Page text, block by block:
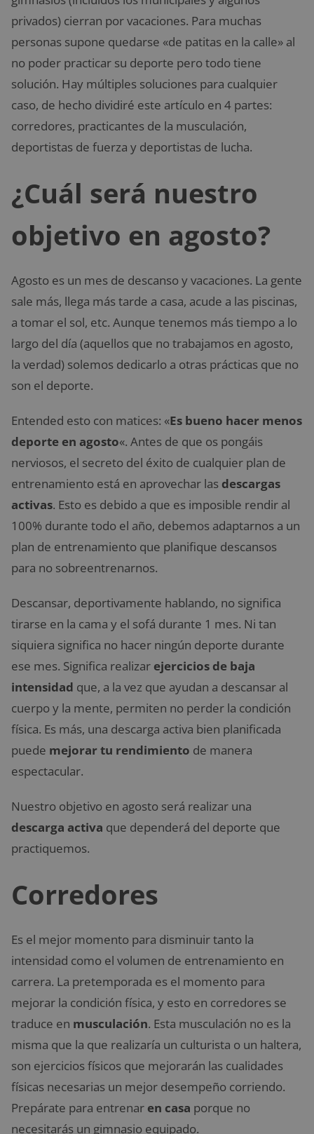
privados) cierran por vacaciones. Para muchas
personas supone quedarse «de patitas en la calle» al
no poder practicar su deporte pero todo tiene
solución. Hay múltiples soluciones para cualquier
caso, de hecho dividiré este artículo en 4 partes:
corredores, practicantes de la musculación,
deportistas de fuerza y deportistas de lucha.
¿Cuál será nuestro
objetivo en agosto?
Agosto es un mes de descanso y vacaciones. La gente
sale más, llega más tarde a casa, acude a las piscinas,
a tomar el sol, etc. Aunque tenemos más tiempo a lo
largo del día (aquellos que no trabajamos en agosto,
la verdad) solemos dedicarlo a otras prácticas que no
son el deporte.
Entended esto con matices: «Es bueno hacer menos
deporte en agosto«. Antes de que os pongáis
nerviosos, el secreto del éxito de cualquier plan de
entrenamiento está en aprovechar las descargas
activas. Esto es debido a que es imposible rendir al
100% durante todo el año, debemos adaptarnos a un
plan de entrenamiento que planifique descansos
para no sobreentrenarnos.
Descansar, deportivamente hablando, no significa
tirarse en la cama y el sofá durante 1 mes. Ni tan
siquiera significa no hacer ningún deporte durante
ese mes. Significa realizar ejercicios de baja
intensidad que, a la vez que ayudan a descansar al
cuerpo y la mente, permiten no perder la condición
física. Es más, una descarga activa bien planificada
puede mejorar tu rendimiento de manera
espectacular.
Nuestro objetivo en agosto será realizar una
descarga activa que dependerá del deporte que
practiquemos.
Corredores
Es el mejor momento para disminuir tanto la
intensidad como el volumen de entrenamiento en
carrera. La pretemporada es el momento para
mejorar la condición física, y esto en corredores se
traduce en musculación. Esta musculación no es la
misma que la que realizaría un culturista o un haltera,
son ejercicios físicos que mejorarán las cualidades
físicas necesarias un mejor desempeño corriendo.
Prepárate para entrenar en casa porque no
necesitarás un gimnasio equipado.